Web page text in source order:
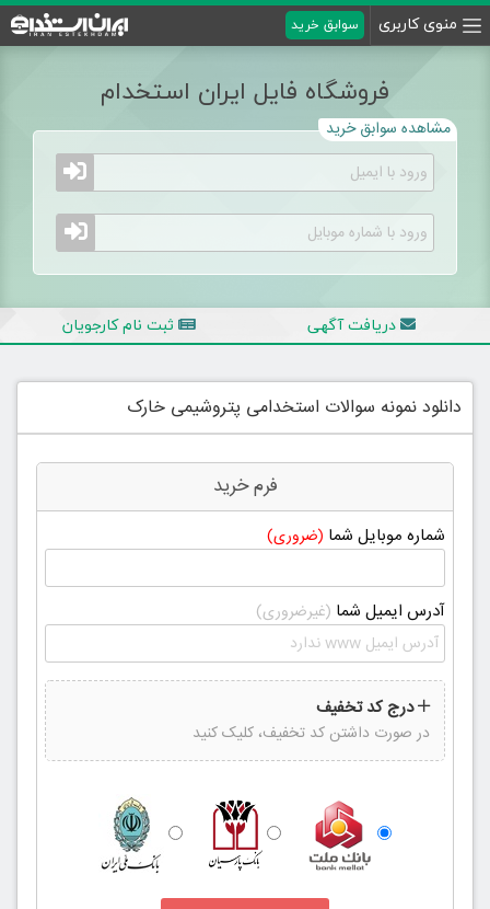
منوی کاربری سوابق خرید
فروشگاه فایل ایران استخدام
مشاهده سوابق خرید
دریافت آگهی ثبت نام کارجویان
دانلود نمونه سوالات استخدامی پتروشیمی خارک
فرم خرید
شماره موبایل شما (ضروری)
آدرس ایمیل شما (غیرضروری)
درج کد تخفیف
در صورت داشتن کد تخفیف، کلیک کنید